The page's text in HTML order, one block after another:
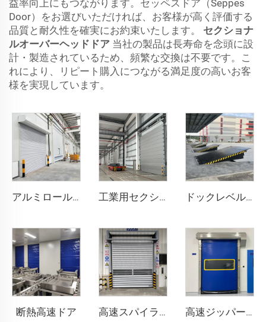
益率向上にもつながります。セッペスドア（Seppes
Door）をお選びいただければ、お客様が高く評価する
品質と耐久性を確実にお約束いたします。 セクショナ
ルオーバーヘッドドア 当社の製品は長寿命を念頭に設
計・製造されているため、頻繁な交換は不要です。こ
れにより、リピート購入につながる満足度の高いお客
様を実現しています。
アルミロールシャッタードア 工業用セクショナルドア ドックレベル러
断熱高速ドア 高速スパイラルドア 高速ジッパー式ドア